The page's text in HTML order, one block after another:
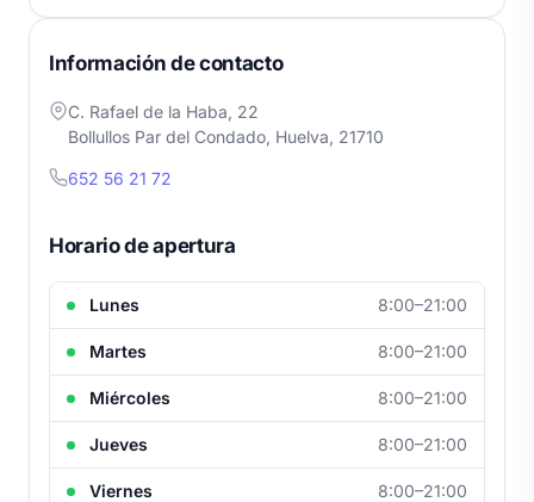
Información de contacto
C. Rafael de la Haba, 22
Bollullos Par del Condado, Huelva, 21710
652 56 21 72
Horario de apertura
Lunes 8:00–21:00
Martes 8:00–21:00
Miércoles 8:00–21:00
Jueves 8:00–21:00
Viernes 8:00–21:00